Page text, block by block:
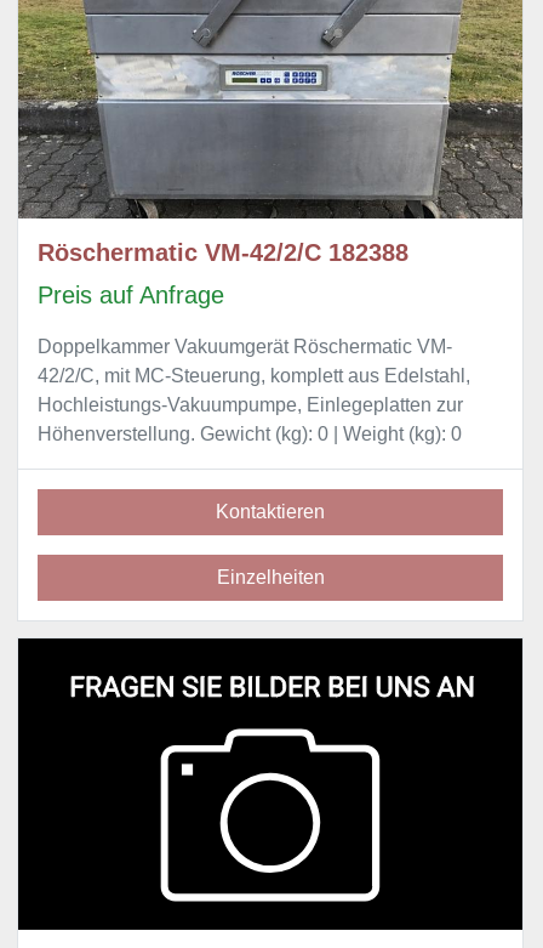
Röschermatic VM-42/2/C 182388
Preis auf Anfrage
Doppelkammer Vakuumgerät Röschermatic VM-
42/2/C, mit MC-Steuerung, komplett aus Edelstahl,
Hochleistungs-Vakuumpumpe, Einlegeplatten zur
Höhenverstellung. Gewicht (kg): 0 | Weight (kg): 0
Kontaktieren
Einzelheiten